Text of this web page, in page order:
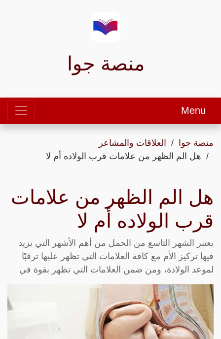
منصة جوا
Menu
منصة جوا
العلاقات والمشاعر
هل الم الظهر من علامات قرب الولاده أم لا
هل الم الظهر من علامات
قرب الولاده أم لا
يعتبر الشهر التاسع من الحمل من أهم الأشهر التي يزيد
فيها تركيز الأم مع كافة العلامات التي تظهر عليها ترقبًا
لموعد الولادة، ومن ضمن العلامات التي تظهر بقوة في